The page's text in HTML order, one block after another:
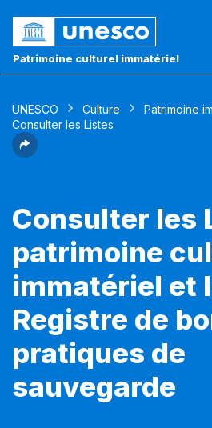
Patrimoine culturel immatériel
UNESCO Culture Patrimoine
Consulter les Listes
Consulter les
patrimoine
immatériel et
Registre de
pratiques de
sauvegarde